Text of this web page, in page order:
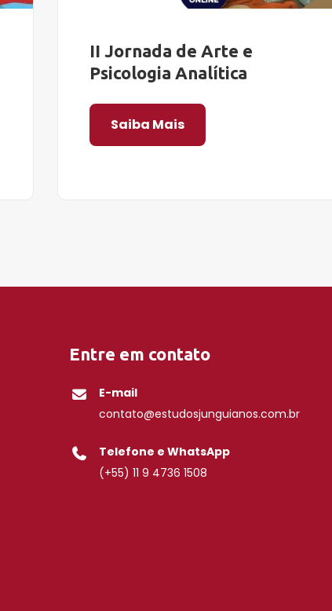
II Jornada de Arte e
Psicologia Analítica
Saiba Mais
Entre em contato
E-mail
contato@estudosjunguianos.com.br
Telefone e WhatsApp
(+55) 11 9 4736 1508